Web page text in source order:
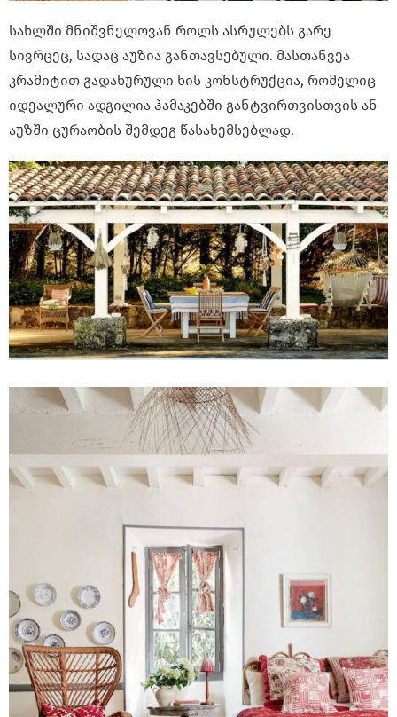
სახლში მნიშვნელოვან როლს ასრულებს გარე
სივრცეც, სადაც აუზია განთავსებული. მასთანვეა
კრამიტით გადახურული ხის კონსტრუქცია, რომელიც
იდეალური ადგილია ჰამაკებში განტვირთვისთვის ან
აუზში ცურაობის შემდეგ წასახემსებლად.